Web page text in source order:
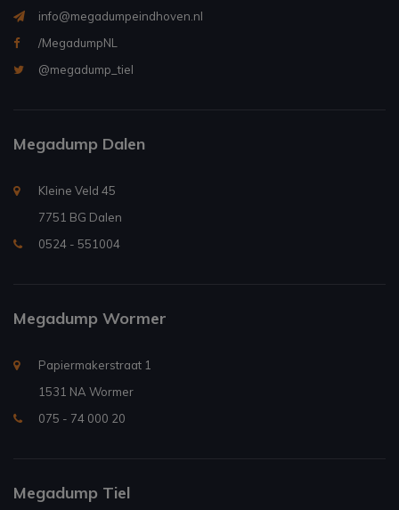
info@megadumpeindhoven.nl
/MegadumpNL
@megadump_tiel
Megadump Dalen
Kleine Veld 45
7751 BG Dalen
0524 - 551004
Megadump Wormer
Papiermakerstraat 1
1531 NA Wormer
075 - 74 000 20
Megadump Tiel